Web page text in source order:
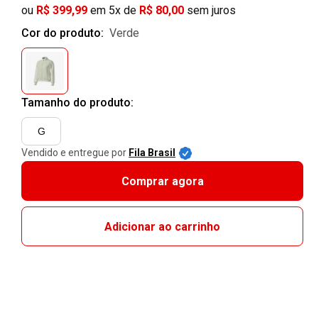
ou R$ 399,99 em 5x de R$ 80,00 sem juros
Cor do produto:
verde
Tamanho do produto:
G
Vendido e entregue por Fila Brasil
Comprar agora
Adicionar ao carrinho